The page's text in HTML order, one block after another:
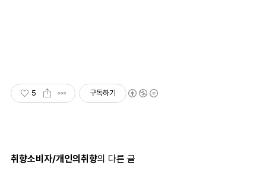
5 구독하기
취향소비자/개인의취향의 다른 글